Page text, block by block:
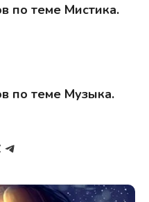
по теме Мистика.
по теме Музыка.
Telegram